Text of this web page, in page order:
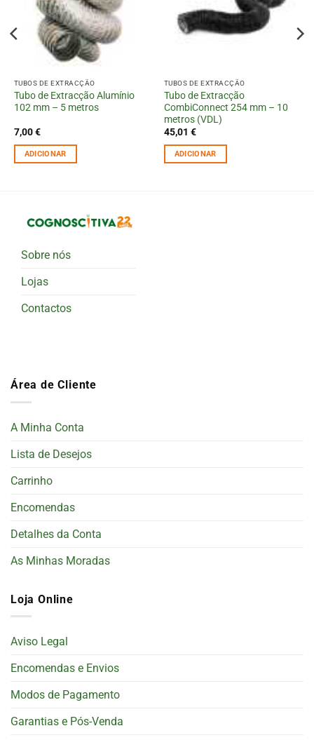
TUBOS DE EXTRACÇÃO
Tubo de Extracção Alumínio
102 mm – 5 metros
7,00€
ADICIONAR
TUBOS DE EXTRACÇÃO
Tubo de Extracção
CombiConnect 254 mm – 10
metros (VDL)
45,01 €
ADICIONAR
Sobre nós
Lojas
Contactos
Área de Cliente
A Minha Conta
Lista de Desejos
Carrinho
Encomendas
Detalhes da Conta
As Minhas Moradas
Loja Online
Aviso Legal
Encomendas e Envios
Modos de Pagamento
Garantias e Pós-Venda